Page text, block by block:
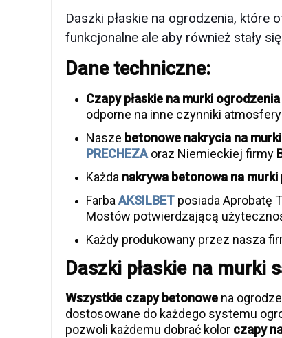
Daszki płaskie na ogrodzenia, które
funkcjonalne ale aby również stały
Dane techniczne:
Czapy płaskie na murki
odporne na inne czynniki
Nasze betonowe nakrycia na
PRECHEZA oraz Niemieckiej firmy
Każda nakrywa betonowa na murki
FarbaAKSILBET posiada Aprobatę
Mostów potwierdzającą
Każdy produkowany przez nasza
Daszki płaskie na murki
Wszystkie czapy betonowe na
dostosowane do każdego systemu
pozwoli każdemu dobrać kolor czapy